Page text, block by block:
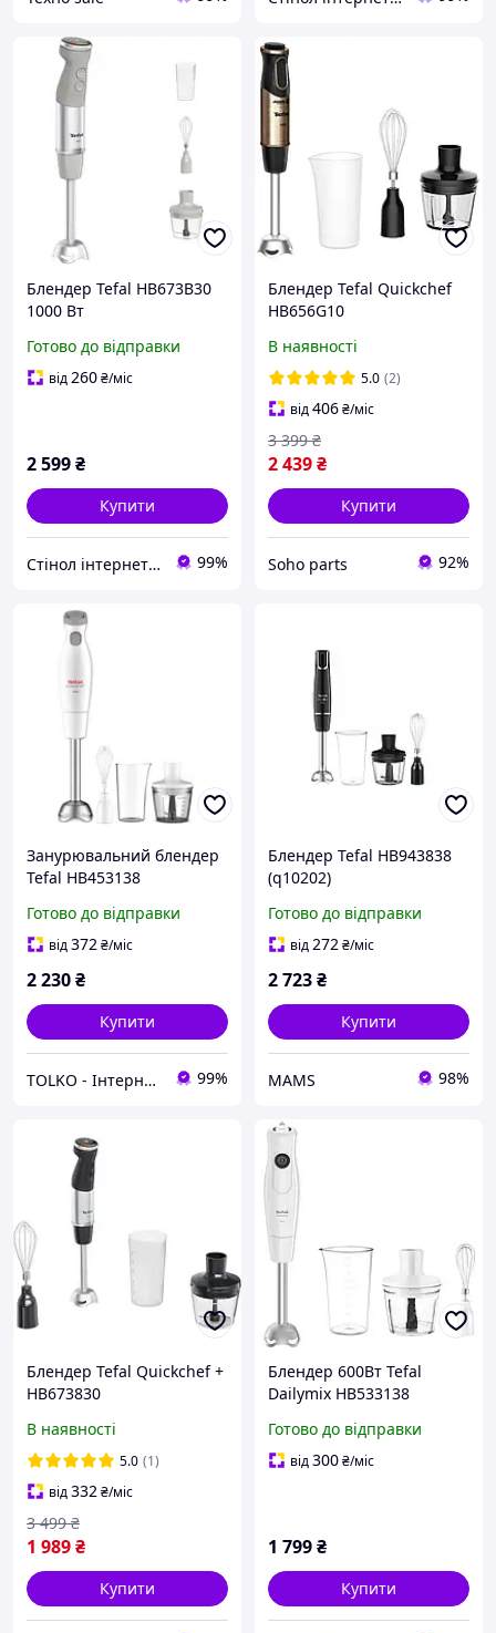
Блендер Tefal HB673B30
1000 Вт
Готово до відправки
від260₴/міс
2 599₴
Купити
Стінол інтернет магазин 99%
Блендер Tefal Quickchef
HB656G10
В наявності
5.0 (2)
від406₴/міс
2 439₴
3 399 ₴
Купити
Soho parts 92%
Занурювальний блендер
Tefal HB453138
Готово до відправки
від372₴/міс
2 230₴
Купити
TOLKO - Інтернет-Магазин TOLKO 99%
Блендер Tefal HB943838
(q10202)
Готово до відправки
від272₴/міс
2 723₴
Купити
MAMS 98%
Блендер Tefal Quickchef +
HB673830
В наявності
5.0 (1)
від332₴/міс
1 989₴
3 499 ₴
Купити
Блендер 600Вт Tefal
Dailymix HB533138
Готово до відправки
від300₴/міс
1 799₴
Купити